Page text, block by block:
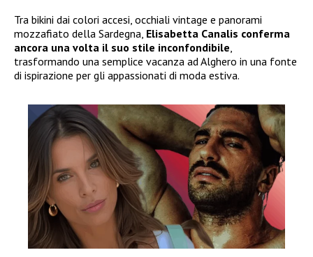
Tra bikini dai colori accesi, occhiali vintage e panorami
mozzafiato della Sardegna, Elisabetta Canalis conferma
ancora una volta il suo stile inconfondibile,
trasformando una semplice vacanza ad Alghero in una fonte
di ispirazione per gli appassionati di moda estiva.